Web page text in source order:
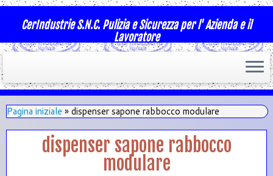
CerIndustrie S.N.C. Pulizia e Sicurezza per l' Azienda e il
Lavoratore
Pagina iniziale » dispenser sapone rabbocco modulare
dispenser sapone rabbocco
modulare